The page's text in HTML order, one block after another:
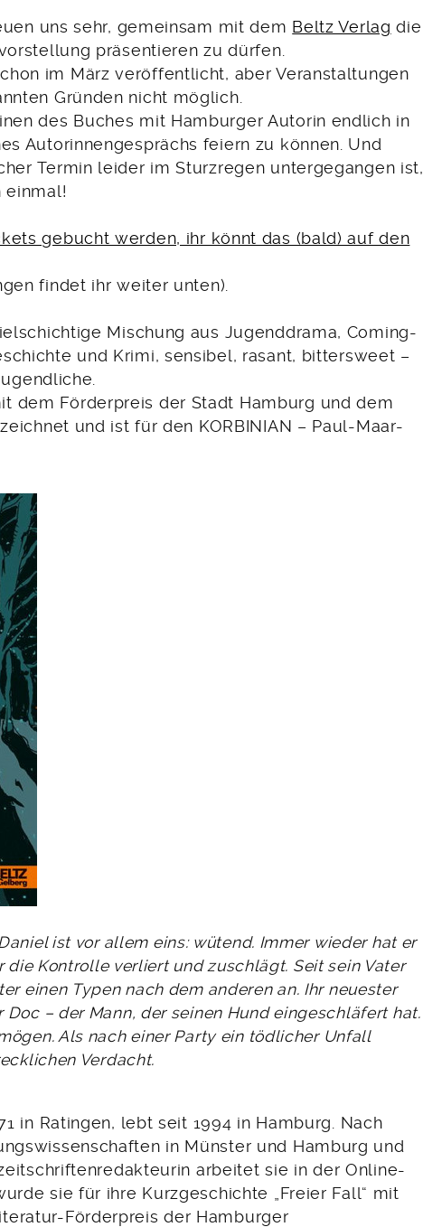
uns sehr, gemeinsam mit dem Beltz Verlag die
präsentieren zu dürfen.
im März veröffentlicht, aber Veranstaltungen
Gründen nicht möglich.
des Buches mit Hamburger Autorin endlich in
Autorinnengesprächs feiern zu können. Und
Termin leider im Sturzregen untergegangen ist,
einmal!
gebucht werden, ihr könnt das (bald) auf den
findet ihr weiter unten).
Mischung aus Jugenddrama, Coming-
und Krimi, sensibel, rasant, bittersweet –
dem Förderpreis der Stadt Hamburg und dem
und ist für den KORBINIAN – Paul-Maar-
ist vor allem eins: wütend. Immer wieder hat er
die Kontrolle verliert und zuschlägt. Seit sein Vater
einen Typen nach dem anderen an. Ihr neuester
Doc – der Mann, der seinen Hund eingeschläfert hat.
Als nach einer Party ein tödlicher Unfall
Verdacht.
in Ratingen, lebt seit 1994 in Hamburg. Nach
in Münster und Hamburg und
arbeitet sie in der Online-
sie für ihre Kurzgeschichte „Freier Fall“ mit
Förderpreis der Hamburger